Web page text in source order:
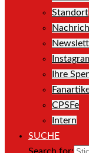
Standort
Ihre
CPSFe
Intern
SUCHE
Search for: